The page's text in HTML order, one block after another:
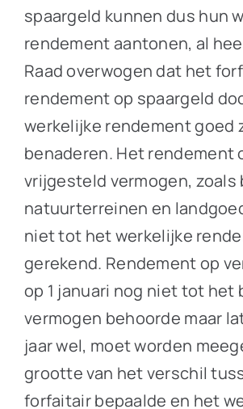
spaargeld kunnen dus hun
rendement aantonen, al
Raad overwogen dat het
rendement op spaargeld
werkelijke rendement goed
benaderen. Het rendement
vrijgesteld vermogen, zoals
natuurterreinen en
niet tot het werkelijke
gerekend. Rendement op
op 1 januari nog niet tot het
vermogen behoorde maar
jaar wel, moet worden
grootte van het verschil
forfaitair bepaalde en het